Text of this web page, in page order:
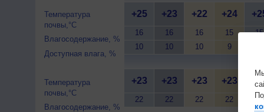
Температура
почвы,°C
Влагосодержание, %
Доступная влага, %
Температура
почвы,°C
Влагосодержание, %
+25
16
10
+23
16
10
+22
16
10
+24
15
9
15
+23
22
+23
22
+23
22
+23
22 22